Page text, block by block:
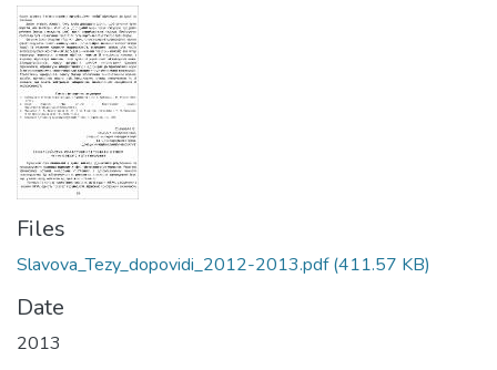
Files
Slavova_Tezy_dopovidi_2012-2013.pdf(411.57 KB)
Date
2013